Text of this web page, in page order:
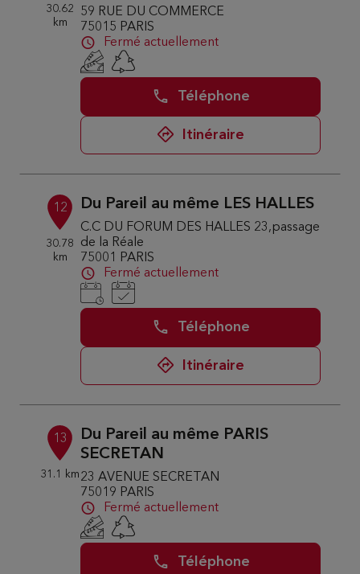
30.62
km
59 RUE DU COMMERCE
75015 PARIS
Fermé actuellement
Téléphone
Itinéraire
12
30.78
km
Du Pareil au même LES HALLES
C.C DU FORUM DES HALLES 23,passage
de la Réale
75001 PARIS
Fermé actuellement
Téléphone
Itinéraire
13
31.1 km
Du Pareil au même PARIS
SECRETAN
23 AVENUE SECRETAN
75019 PARIS
Fermé actuellement
Téléphone